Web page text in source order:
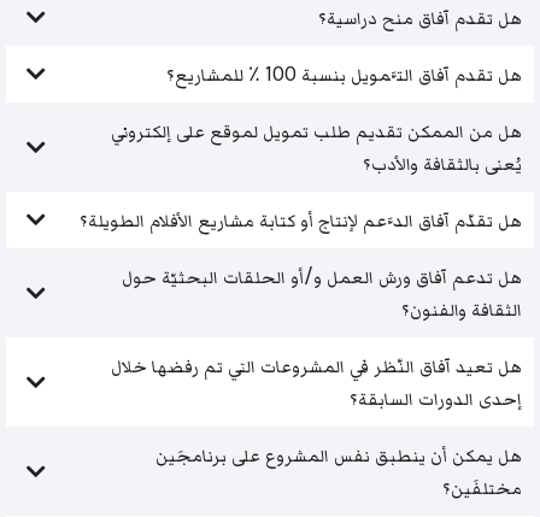
هل تقدم آفاق منح دراسية؟
هل تقدم آفاق التَّمويل بنسبة 100 ٪ للمشاريع؟
هل من الممكن تقديم طلب تمويل لموقع على إلكتروني
يُعنى بالثقافة والأدب؟
هل تقدّم آفاق الدَّعم لإنتاج أو كتابة مشاريع الأفلام الطويلة؟
هل تدعم آفاق ورش العمل و/أو الحلقات البحثيّة حول
الثقافة والفنون؟
هل تعيد آفاق النّظر في المشروعات التي تم رفضها خلال
إحدى الدورات السابقة؟
هل يمكن أن ينطبق نفس المشروع على برنامجَين
مختلفَين؟